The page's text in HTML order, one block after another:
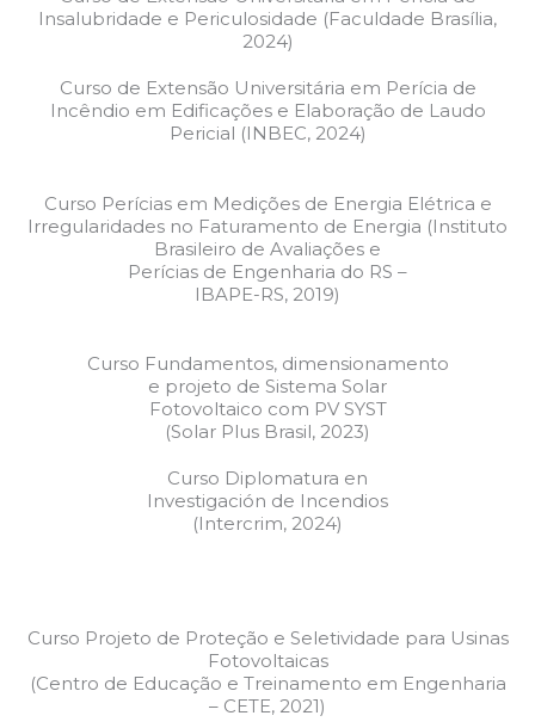
Insalubridade e Periculosidade (Faculdade Brasília,
2024)
Curso de Extensão Universitária em Perícia de
Incêndio em Edificações e Elaboração de Laudo
Pericial (INBEC, 2024)
Curso Perícias em Medições de Energia Elétrica e
Irregularidades no Faturamento de Energia (Instituto
Brasileiro de Avaliações e
Perícias de Engenharia do RS –
IBAPE-RS, 2019)
Curso Fundamentos, dimensionamento
e projeto de Sistema Solar
Fotovoltaico com PV SYST
(Solar Plus Brasil, 2023)
Curso Diplomatura en
Investigación de Incendios
(Intercrim, 2024)
Curso Projeto de Proteção e Seletividade para Usinas
Fotovoltaicas
(Centro de Educação e Treinamento em Engenharia
– CETE, 2021)